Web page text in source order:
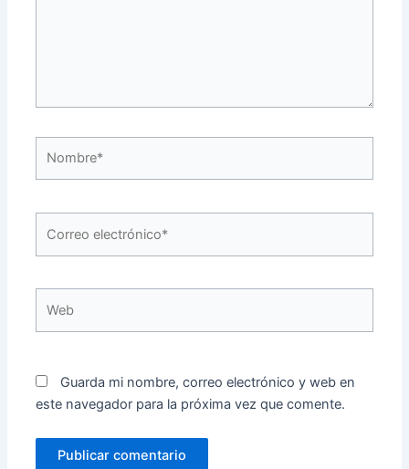
electrónico*
Guarda mi nombre, correo electrónico y web en
este navegador para la próxima vez que comente.